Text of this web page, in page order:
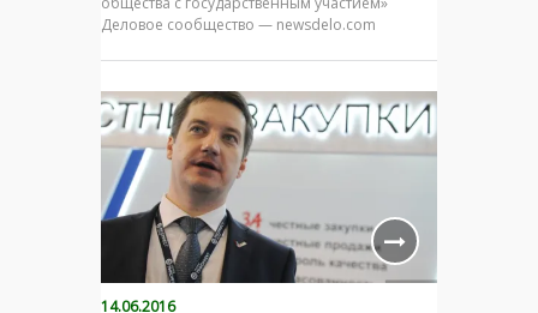
Деловое сообщество — newsdelo.com
14.06.2016